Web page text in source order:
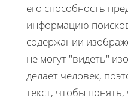
его способность
информацию
содержании
не могут "видеть"
делает человек,
текст, чтобы